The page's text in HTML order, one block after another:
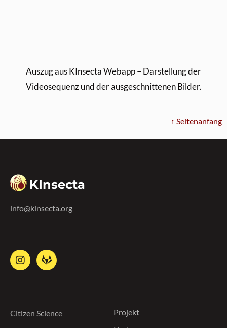
Auszug aus KInsecta Webapp – Darstellung der
Videosequenz und der ausgeschnittenen Bilder.
↑ Seitenanfang
KInsecta
info@kinsecta.org
Citizen Science
Projekt